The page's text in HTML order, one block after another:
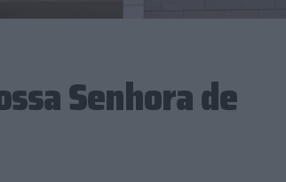
Senhora de